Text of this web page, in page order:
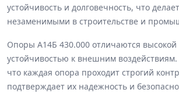
устойчивость и долговечность, что
незаменимыми в строительстве и
Опоры А14Б 430.000 отличаются
устойчивостью к внешним
что каждая опора проходит строгий
подтверждает их надежность и